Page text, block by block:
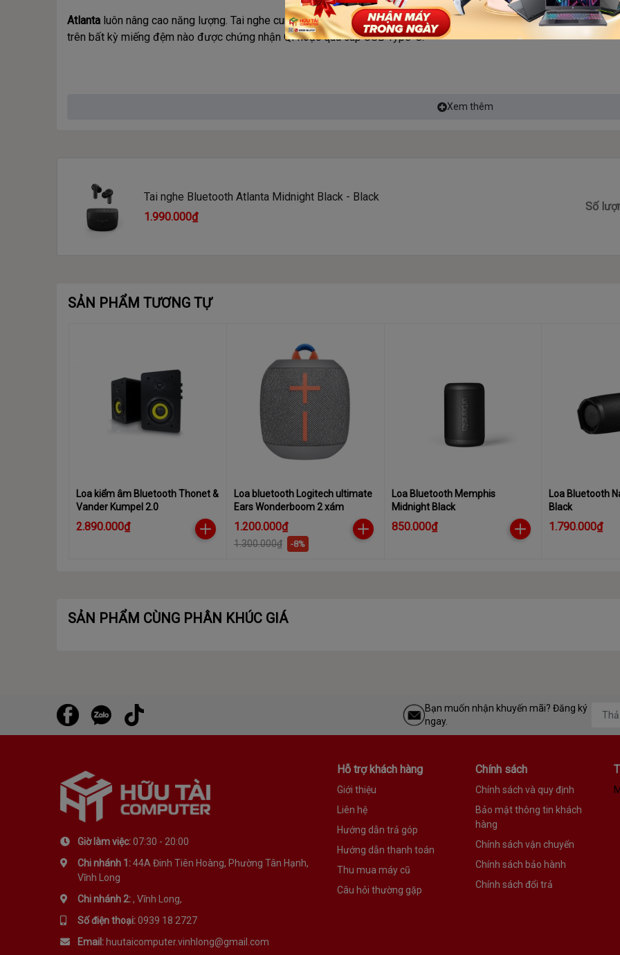
Atlanta luôn nâng cao năng lượng. Tai nghe cung cấp 8 giờ chơi nhạc chỉ sau một lần sạc và bạn có tổng thời gian
trên bất kỳ miếng đệm nào được chứng nhận QI hoặc qua cáp USB Type-C.
tiếp tục phát nhạc khi bạn đeo lại.
TÌM PHONG CÁCH CỦA BẠN
mang phong cách tràn đầy năng lượng của thành phố một cách tự tin. Chọn từ 4 tông
ngày của bạn: Xanh thép, Đỏ rực rỡ hoặc Đen huyền bí và Trắng tinh khiết cổ điển.
Xem thêm
Tai nghe Bluetooth Atlanta Midnight Black - Black
1.990.000₫
Số
SẢN PHẨM TƯƠNG TỰ
Loa kiểm âm Bluetooth Thonet &
Vander Kumpel 2.0
2.890.000₫
Loa bluetooth Logitech ultimate
Ears Wonderboom 2 xám
1.200.000₫
1.300.000₫ -8%
Loa Bluetooth Memphis
Midnight Black
850.000₫
Loa Bluetooth
Black
1.790.000₫
SẢN PHẨM CÙNG PHÂN KHÚC GIÁ
Bạn muốn nhận khuyến mãi? Đăng ký
ngay.
Giờ làm việc:07:30 - 20:00
Chi nhánh 1:44A Đinh Tiên Hoàng, Phường Tân Hạnh,
Vĩnh Long
Chi nhánh 2:, Vĩnh Long,
Số điện thoại:0939 18 2727
Email: huutaicomputer.vinhlong@gmail.com
Hỗ trợ khách hàng
Giới thiệu
Liên hệ
Hướng dẫn trả góp
Hướng dẫn thanh toán
Thu mua máy cũ
Câu hỏi thường gặp
Chính sách
Chính sách và quy định
Bảo mật thông tin khách
hàng
Chính sách vận chuyển
Chính sách bảo hành
Chính sách đổi trả